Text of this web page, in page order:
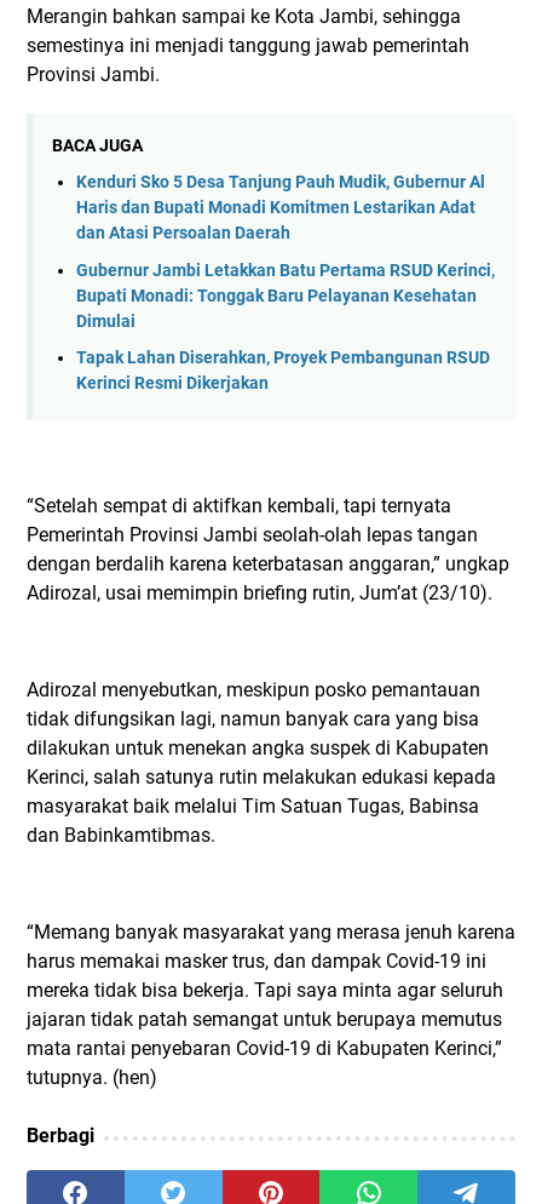
Merangin bahkan sampai ke Kota Jambi, sehingga
semestinya ini menjadi tanggung jawab pemerintah
Provinsi Jambi.
BACA JUGA
Kenduri Sko 5 Desa Tanjung Pauh Mudik, Gubernur Al
Haris dan Bupati Monadi Komitmen Lestarikan Adat
dan Atasi Persoalan Daerah
Gubernur Jambi Letakkan Batu Pertama RSUD Kerinci,
Bupati Monadi: Tonggak Baru Pelayanan Kesehatan
Dimulai
Tapak Lahan Diserahkan, Proyek Pembangunan RSUD
Kerinci Resmi Dikerjakan
“Setelah sempat di aktifkan kembali, tapi ternyata
Pemerintah Provinsi Jambi seolah-olah lepas tangan
dengan berdalih karena keterbatasan anggaran,” ungkap
Adirozal, usai memimpin briefing rutin, Jum’at (23/10).
Adirozal menyebutkan, meskipun posko pemantauan
tidak difungsikan lagi, namun banyak cara yang bisa
dilakukan untuk menekan angka suspek di Kabupaten
Kerinci, salah satunya rutin melakukan edukasi kepada
masyarakat baik melalui Tim Satuan Tugas, Babinsa
dan Babinkamtibmas.
“Memang banyak masyarakat yang merasa jenuh karena
harus memakai masker trus, dan dampak Covid-19 ini
mereka tidak bisa bekerja. Tapi saya minta agar seluruh
jajaran tidak patah semangat untuk berupaya memutus
mata rantai penyebaran Covid-19 di Kabupaten Kerinci,”
tutupnya. (hen)
Berbagi